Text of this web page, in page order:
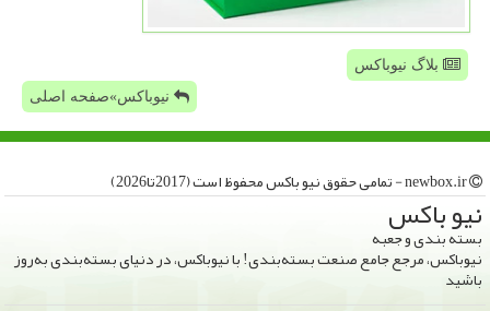
بلاگ نیوباکس
نیوباکس»صفحه اصلی
نیو باكس
بسته بندی و جعبه
نیوباکس، مرجع جامع صنعت بسته‌بندی! با نیوباکس، در دنیای بسته‌بندی به‌روز
باشید